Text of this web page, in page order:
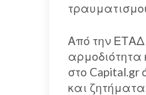
Από την ΕΤΑΔ
αρμοδιότητα
στο
και